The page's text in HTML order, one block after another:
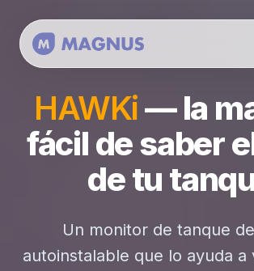
HAWKi— la
fácil de saber
de tu
Un monitor de tanque
autoinstalable que lo ayuda a